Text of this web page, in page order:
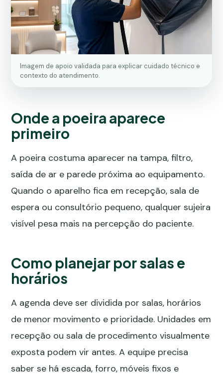
Imagem de apoio validada para explicar cuidado técnico e
contexto do atendimento.
Onde a poeira aparece
primeiro
A poeira costuma aparecer na tampa, filtro,
saída de ar e parede próxima ao equipamento.
Quando o aparelho fica em recepção, sala de
espera ou consultório pequeno, qualquer sujeira
visível pesa mais na percepção do paciente.
Como planejar por salas e
horários
A agenda deve ser dividida por salas, horários
de menor movimento e prioridade. Unidades em
recepção ou sala de procedimento visualmente
exposta podem vir antes. A equipe precisa
saber se há escada, forro, móveis fixos e